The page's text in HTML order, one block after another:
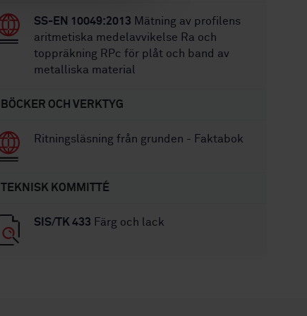
SS-EN 10049:2013 Mätning av profilens
aritmetiska medelavvikelse Ra och
toppräkning RPc för plåt och band av
metalliska material
BÖCKER OCH VERKTYG
Ritningsläsning från grunden - Faktabok
TEKNISK KOMMITTÉ
SIS/TK 433 Färg och lack